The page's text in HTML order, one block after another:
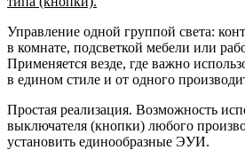
Управление одной группой света:
в комнате, подсветкой мебели или
Применяется везде, где важно
в едином стиле и от одного
Простая реализация. Возможность
выключателя (кнопки) любого
установить единообразные ЭУИ.